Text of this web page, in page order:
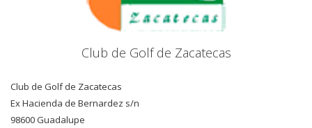
Club de Golf de Zacatecas
Club de Golf de Zacatecas
Ex Hacienda de Bernardez s/n
98600 Guadalupe